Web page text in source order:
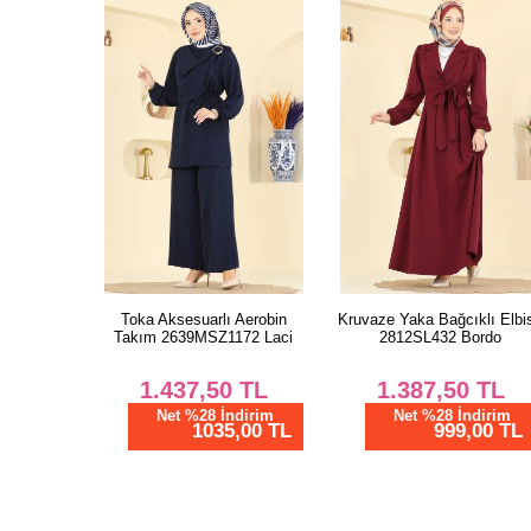
Toka Aksesuarlı Aerobin
Takım 2639MSZ1172 Laci
1.437,50TL
Net %28 İndirim
1035,00 TL
Kruvaze Yaka Bağcıklı
2812SL432 Bordo
1.387,50TL
Net %28 İndirim
999,00 TL